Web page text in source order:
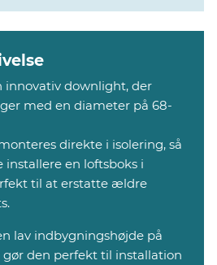
innovativ downlight, der
med en diameter på 68-
direkte i isolering, så
en loftsboks i
til at erstatte ældre
lav indbygningshøjde på
den perfekt til installation